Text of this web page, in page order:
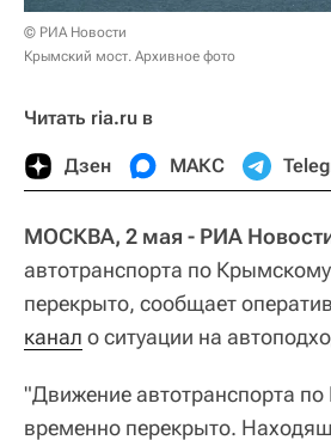
© РИА Новости
Крымский мост. Архивное фото
Читать ria.ru в
Дзен МАКС
МОСКВА, 2 мая - РИА
автотранспорта по
перекрыто, сообщает
канал о ситуации на
"Движение автотранспорта
временно перекрыто.